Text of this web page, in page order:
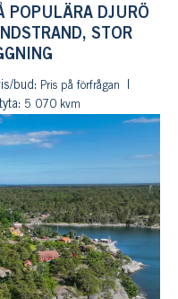
POPULÄRA DJURÖ
STOR
bud:
Pris på förfrågan
5 070 kvm